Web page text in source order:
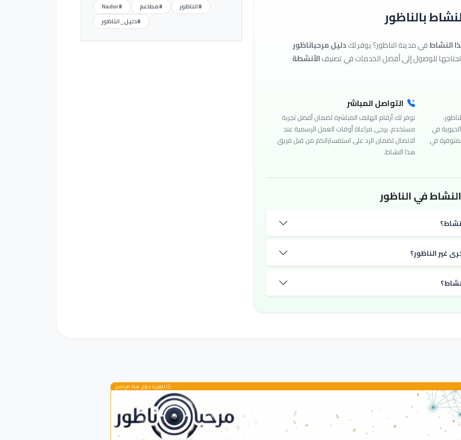
بالناظور
النشاطفي مدينة الناظور؟ يوفر لكدليل مرحباناظور
الأنشطة
في
في
التواصل المباشر
نوفر لك أرقام الهاتف المباشرة لضمان أفضل تجربة
مستخدم. يرجى مراعاة أوقات العمل الرسمية عند
الاتصال لضمان الرد على استفساراتكم من قبل فريق
هذا النشاط.
في الناظور
غير الناظور؟
#الناظور #مطاعم
#Nador
#دليل_الناظور
المزيد حول هذا الإعلان